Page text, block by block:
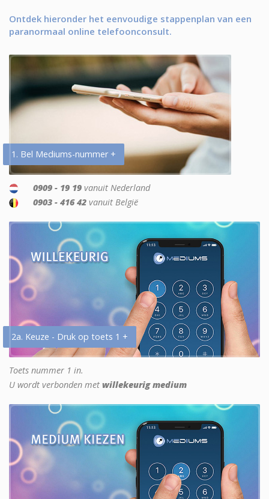
Ontdek hieronder het eenvoudige stappenplan van een
paranormaal online telefoonconsult.
1. Bel Mediums-nummer +
0909 - 19 19 vanuit Nederland
0903 - 416 42 vanuit België
2a. Keuze - Druk op toets 1 +
Toets nummer 1 in.
U wordt verbonden met willekeurig medium